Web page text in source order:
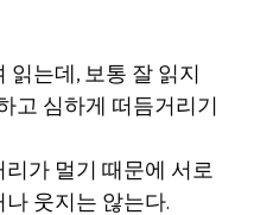
는데, 보통 잘 읽지
고 심하게 떠듬거리기
가 멀기 때문에 서로
웃지는 않는다.